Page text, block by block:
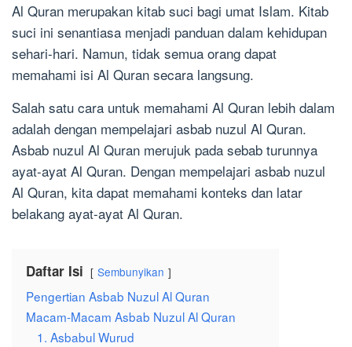
Al Quran merupakan kitab suci bagi umat Islam. Kitab
suci ini senantiasa menjadi panduan dalam kehidupan
sehari-hari. Namun, tidak semua orang dapat
memahami isi Al Quran secara langsung.
Salah satu cara untuk memahami Al Quran lebih dalam
adalah dengan mempelajari asbab nuzul Al Quran.
Asbab nuzul Al Quran merujuk pada sebab turunnya
ayat-ayat Al Quran. Dengan mempelajari asbab nuzul
Al Quran, kita dapat memahami konteks dan latar
belakang ayat-ayat Al Quran.
Daftar Isi Sembunyikan
Pengertian Asbab Nuzul Al Quran
Macam-Macam Asbab Nuzul Al Quran
1. Asbabul Wurud